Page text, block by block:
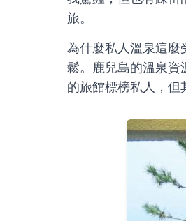
旅。
為什麼私人溫泉這麼
鬆。鹿兒島的溫泉資
的旅館標榜私人，但